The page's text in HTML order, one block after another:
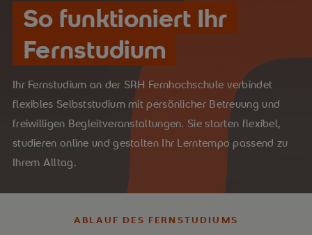
So funktioniert Ihr
Fernstudium
Ihr Fernstudium an der SRH Fernhochschule verbindet
flexibles Selbststudium mit persönlicher Betreuung und
freiwilligen Begleitveranstaltungen. Sie starten flexibel,
studieren online und gestalten Ihr Lerntempo passend zu
Ihrem Alltag.
ABLAUF DES FERNSTUDIUMS